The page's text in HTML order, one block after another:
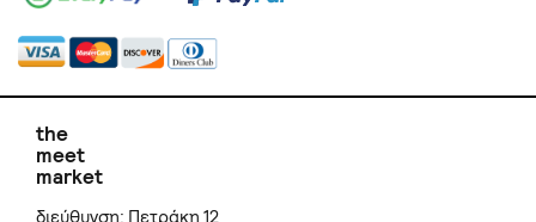
the
meet
market